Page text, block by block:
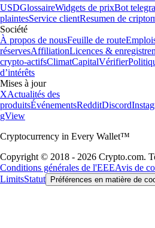
USDGlossaireWidgets de prixBot
plaintesService clientResumen de
Société
À propos de nousFeuille de route
réservesAffiliationLicences &
crypto-actifsClimatCapitalVérifier
d’intérêts
Mises à jour
XActualités des
produitsÉvénementsRedditDiscord
gView
Cryptocurrency in Every Wallet™
Copyright © 2018 - 2026 Crypto.com.
Conditions générales de l'EEEAvis de
LimitsStatut Préférences en matière de